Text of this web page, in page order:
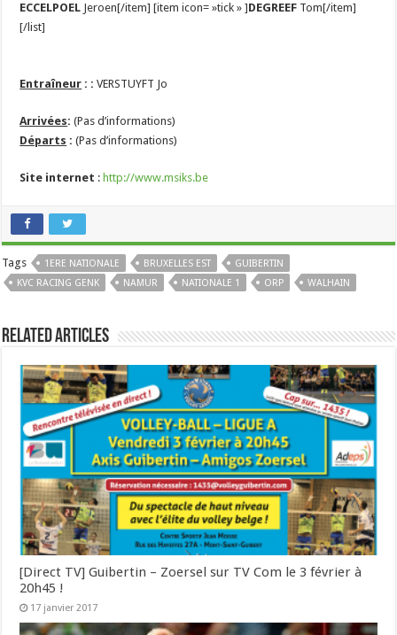
ECCELPOEL Jeroen[/item] [item icon= »tick » ]DEGREEF Tom[/item]
[/list]
Entraîneur : : VERSTUYFT Jo
Arrivées:(Pas d’informations)
Départs :(Pas d’informations)
Site internet : http://www.msiks.be
Tags 1ERE NATIONALE BRUXELLES EST
GUIBERTIN
KVC RACING GENK
NAMUR NATIONALE 1 ORP WALHAIN
Related Articles
[Direct TV] Guibertin – Zoersel sur TV Com le 3 février à
20h45 !
17 janvier 2017